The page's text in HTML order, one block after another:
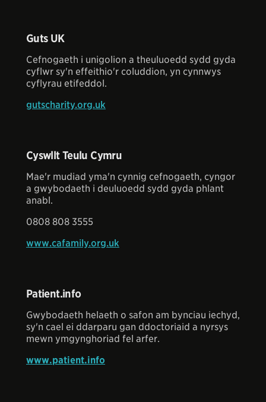
Guts UK
Cefnogaeth i unigolion a theuluoedd sydd gyda
cyflwr sy'n effeithio'r coluddion, yn cynnwys
cyflyrau etifeddol.
gutscharity.org.uk
Cyswllt Teulu Cymru
Mae'r mudiad yma'n cynnig cefnogaeth, cyngor
a gwybodaeth i deuluoedd sydd gyda phlant
anabl.
0808 808 3555
www.cafamily.org.uk
Patient.info
Gwybodaeth helaeth o safon am bynciau iechyd,
sy'n cael ei ddarparu gan ddoctoriaid a nyrsys
mewn ymgynghoriad fel arfer.
www.patient.info